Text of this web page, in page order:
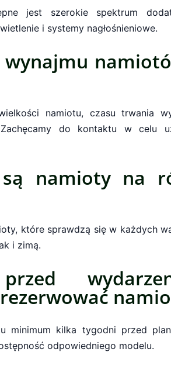
jest szerokie spektrum
i systemy nagłośnieniowe.
wynajmu
namiotu, czasu trwania
do kontaktu w celu
namioty na
które sprawdzą się w każdych
i zimą.
minimum kilka tygodni przed
odpowiedniego modelu.